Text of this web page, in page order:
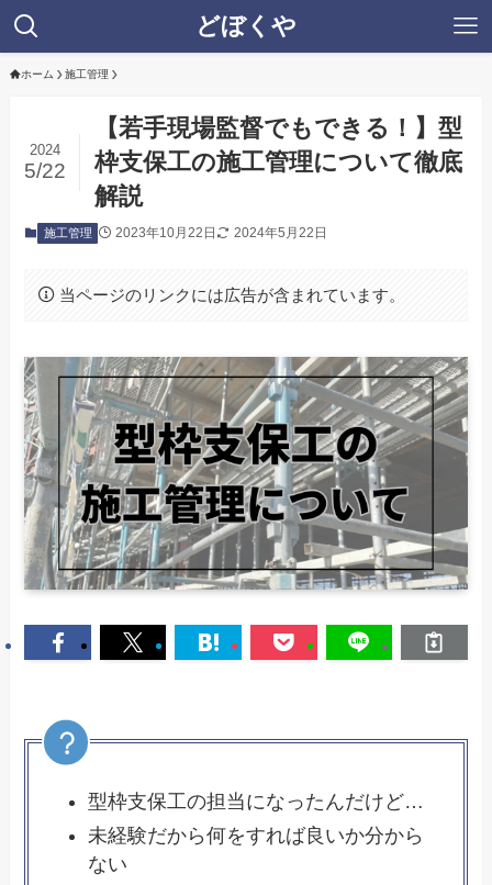
どぼくや
ホーム 施工管理
【若手現場監督でもできる！】型
枠支保工の施工管理について徹底
解説
2024
5/22
施工管理 2023年10月22日 2024年5月22日
当ページのリンクには広告が含まれています。
型枠支保工の担当になったんだけど…
未経験だから何をすれば良いか分から
ない